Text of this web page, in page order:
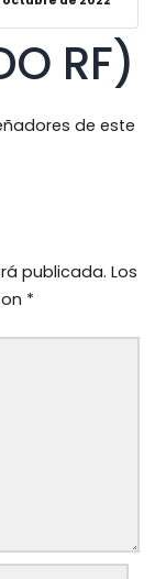
RF)
de este
publicada. Los
*